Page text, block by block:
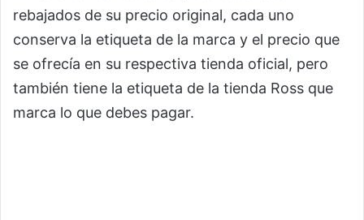
rebajados de su precio original, cada uno
conserva la etiqueta de la marca y el precio que
se ofrecía en su respectiva tienda oficial, pero
también tiene la etiqueta de la tienda Ross que
marca lo que debes pagar.